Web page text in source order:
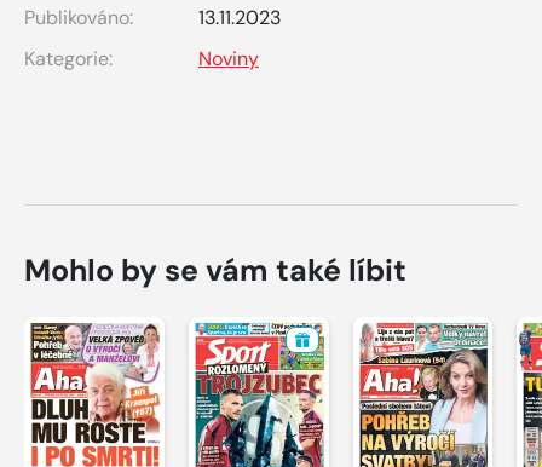
Publikováno:
13.11.2023
Kategorie:
Noviny
Mohlo by se vám také líbit